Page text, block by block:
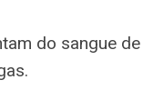
do sangue de